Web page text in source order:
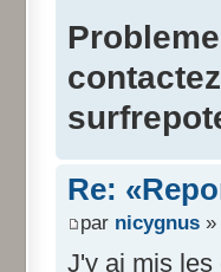
Re:
par nicygnus »
J'y ai mis